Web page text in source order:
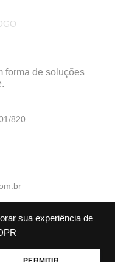
sua experiência de
forma de soluções
820